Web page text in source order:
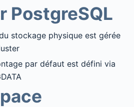
PostgreSQL
stockage physique est gérée
par défaut est défini via